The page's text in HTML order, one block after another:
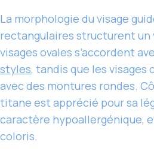
La morphologie du visage
rectangulaires structurent un
visages ovales s’accordent
styles, tandis que les visages
avec des montures rondes.
titane est apprécié pour sa
caractère hypoallergénique,
coloris.